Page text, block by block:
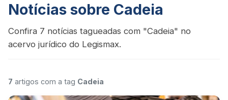
Notícias sobre Cadeia
Confira 7 notícias tagueadas com "Cadeia" no
acervo jurídico do Legismax.
7 artigos com a tag Cadeia